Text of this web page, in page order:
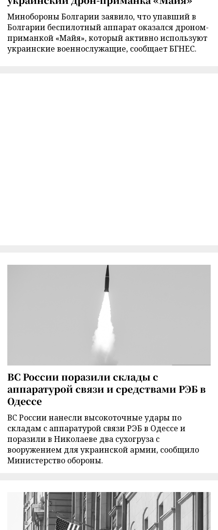
Минобороны Болгарии заявило, что упавший в
Болгарии беспилотный аппарат оказался дроном-
приманкой «Майя», который активно используют
украинские военнослужащие, сообщает БГНЕС.
ВС России поразили склады с
аппаратурой связи и средствами РЭБ в
Одессе
ВС России нанесли высокоточные удары по
складам с аппаратурой связи РЭБ в Одессе и
поразили в Николаеве два сухогруза с
вооружением для украинской армии, сообщило
Министерство обороны.